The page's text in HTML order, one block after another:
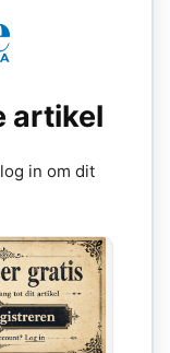
artikel
in om dit